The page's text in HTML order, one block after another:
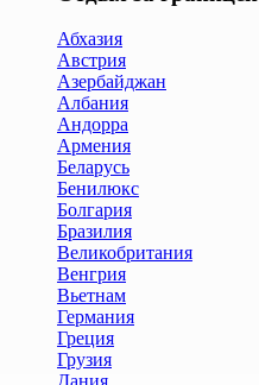
Абхазия
Австрия
Азербайджан
Албания
Андорра
Армения
Беларусь
Бенилюкс
Болгария
Бразилия
Великобритания
Венгрия
Вьетнам
Германия
Греция
Грузия